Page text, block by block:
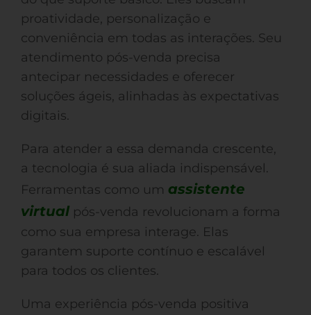
proatividade, personalização e
conveniência em todas as interações. Seu
atendimento pós-venda precisa
antecipar necessidades e oferecer
soluções ágeis, alinhadas às expectativas
digitais.
Para atender a essa demanda crescente,
a tecnologia é sua aliada indispensável.
Ferramentas como um assistente
virtual pós-venda revolucionam a forma
como sua empresa interage. Elas
garantem suporte contínuo e escalável
para todos os clientes.
Uma experiência pós-venda positiva